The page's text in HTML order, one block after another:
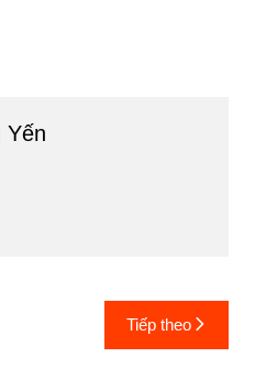
Yến
Tiếp theo